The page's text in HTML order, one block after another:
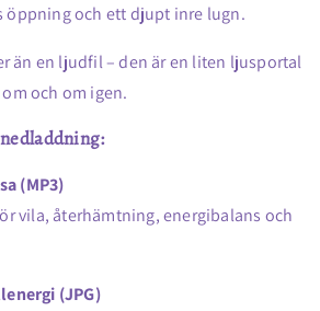
öppning och ett djupt inre lugn.
än en ljudfil – den är en liten ljusportal
och om igen.
(MP3)
vila, återhämtning, energibalans och
(JPG)